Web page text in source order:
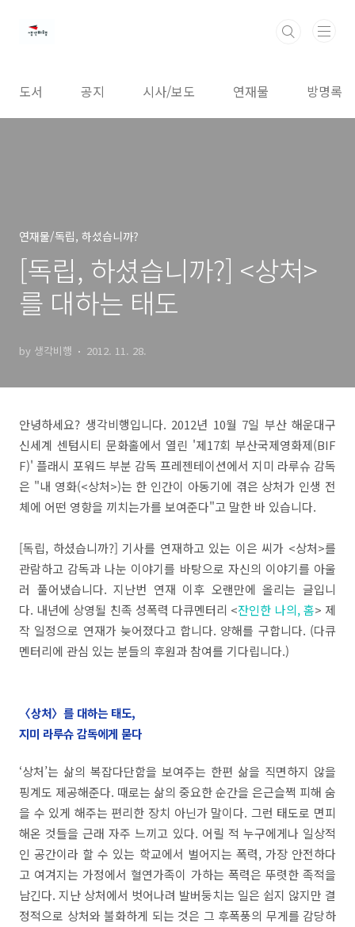
도서 공지 시사/보도 연재물 방명록
연재물/독립, 하셨습니까?
[독립, 하셨습니까?] <상처>
를 대하는 태도
by 생각비행 2012. 11. 28.
안녕하세요? 생각비행입니다. 2012년 10월 7일 부산 해운대구
신세계 센텀시티 문화홀에서 열린 '제17회 부산국제영화제(BIF
F)' 플래시 포워드 부분 감독 프레젠테이션에서 지미 라루슈 감독
은 "내 영화(<상처>)는 한 인간이 아동기에 겪은 상처가 인생 전
체에 어떤 영향을 끼치는가를 보여준다"고 말한 바 있습니다.
[독립, 하셨습니까?] 기사를 연재하고 있는 이은 씨가 <상처>를
관람하고 감독과 나눈 이야기를 바탕으로 자신의 이야기를 아울
러 풀어냈습니다. 지난번 연재 이후 오랜만에 올리는 글입니
다. 내년에 상영될 친족 성폭력 다큐멘터리 <잔인한 나의, 홈> 제
작 일정으로 연재가 늦어졌다고 합니다. 양해를 구합니다. (다큐
멘터리에 관심 있는 분들의 후원과 참여를 기다립니다.)
〈상처〉를 대하는 태도,
지미 라루슈 감독에게 묻다
‘상처’는 삶의 복잡다단함을 보여주는 한편 삶을 직면하지 않을
핑계도 제공해준다. 때로는 삶의 중요한 순간을 은근슬쩍 피해 숨
을 수 있게 해주는 편리한 장치 아닌가 말이다. 그런 태도로 면피
해온 것들을 근래 자주 느끼고 있다. 어릴 적 누구에게나 일상적
인 공간이라 할 수 있는 학교에서 벌어지는 폭력, 가장 안전하다
고 여겨지는 가정에서 혈연가족이 가하는 폭력은 뚜렷한 족적을
남긴다. 지난 상처에서 벗어나려 발버둥치는 일은 쉽지 않지만 결
정적으로 상처와 불화하게 되는 것은 그 후폭풍의 무게를 감당하